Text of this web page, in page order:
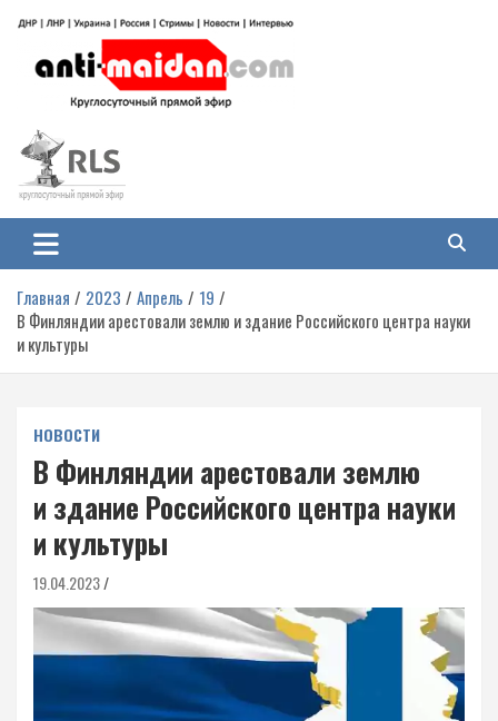
содержимому
Антимайдан: Гражданская война
на Украине
гражданской войне на Украине, включая события в Новороссии, ДНР,
ЛНР и других регионах.
Главная 2023 Апрель
19
В Финляндии арестовали землю и здание Российского центра науки
и культуры
НОВОСТИ
В Финляндии арестовали землю
и здание Российского центра науки
и культуры
19.04.2023